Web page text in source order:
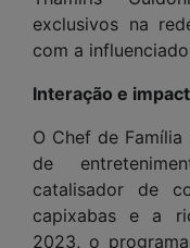
exclusivos na
com a
Interação e
O Chef de
de
catalisador de
capixabas e a
2023, o